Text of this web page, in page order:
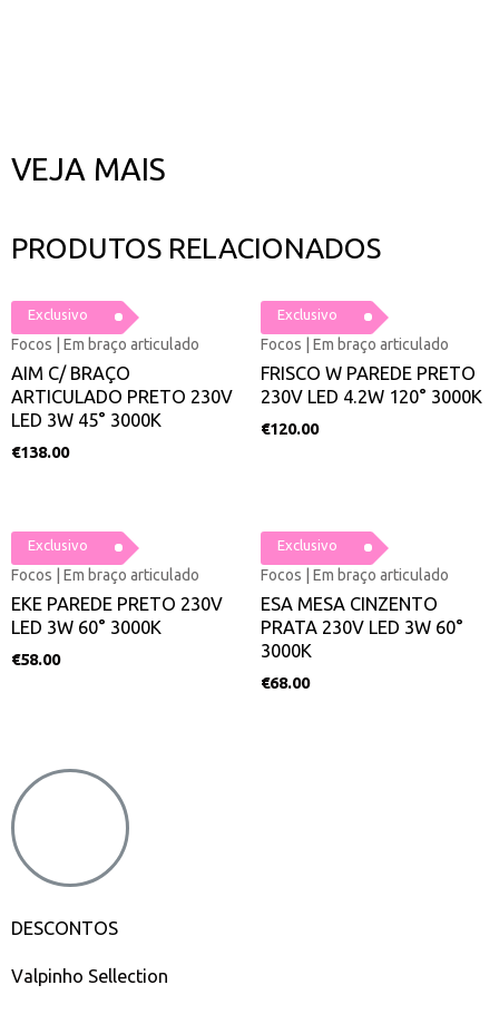
VEJA MAIS
PRODUTOS RELACIONADOS
Exclusivo
Focos | Em braço articulado
AIM C/ BRAÇO
ARTICULADO PRETO 230V
LED 3W 45° 3000K
€138.00
Exclusivo
Focos | Em braço articulado
FRISCO W PAREDE PRETO
230V LED 4.2W 120° 3000K
€120.00
Exclusivo
Focos | Em braço articulado
EKE PAREDE PRETO 230V
LED 3W 60° 3000K
€58.00
Exclusivo
Focos | Em braço articulado
ESA MESA CINZENTO
PRATA 230V LED 3W 60°
3000K
€68.00
DESCONTOS
Valpinho Sellection